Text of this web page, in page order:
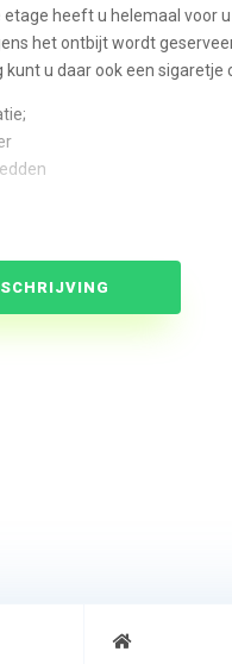
etage heeft u helemaal voor
het ontbijt wordt
u daar ook een sigaretje